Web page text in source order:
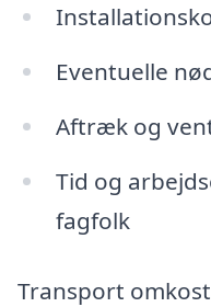
Eventuelle
Aftræk og
Tid og
fagfolk
Transport